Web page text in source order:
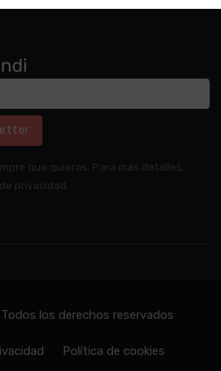
que quieras. Para más detalles,
privacidad.
los derechos reservados
Política de cookies